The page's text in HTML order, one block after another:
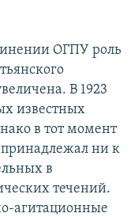
ОГПУ роль
В 1923
известных
в тот момент
ни к
в
течений.
агитационные